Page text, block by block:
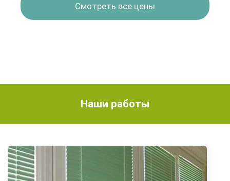
Смотреть все цены
Наши работы